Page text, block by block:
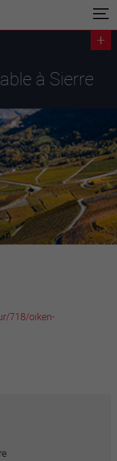
à Sierre
718/oiken-